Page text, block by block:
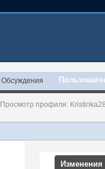
Обсуждения
Просмотр профиля: Kristinka28
Изменения